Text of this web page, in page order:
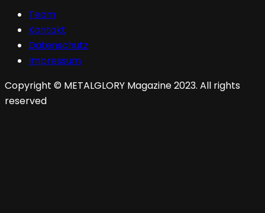
Team
Kontakt
Datenschutz
Impressum
Copyright © METALGLORY Magazine 2023. All rights
reserved